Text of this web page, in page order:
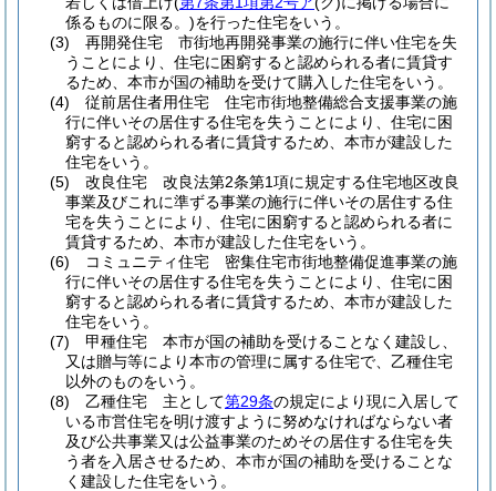
係るものに限る。)を行った住宅をいう。
(3)
再開発住宅 市街地再開発事業の施行に伴い住宅を失
うことにより、住宅に困窮すると認められる者に賃貸す
るため、本市が国の補助を受けて購入した住宅をいう。
(4)
従前居住者用住宅 住宅市街地整備総合支援事業の施
行に伴いその居住する住宅を失うことにより、住宅に困
窮すると認められる者に賃貸するため、本市が建設した
住宅をいう。
(5)
改良住宅 改良法第2条第1項に規定する住宅地区改良
事業及びこれに準ずる事業の施行に伴いその居住する住
宅を失うことにより、住宅に困窮すると認められる者に
賃貸するため、本市が建設した住宅をいう。
(6)
コミュニティ住宅 密集住宅市街地整備促進事業の施
行に伴いその居住する住宅を失うことにより、住宅に困
窮すると認められる者に賃貸するため、本市が建設した
住宅をいう。
(7)
甲種住宅 本市が国の補助を受けることなく建設し、
又は贈与等により本市の管理に属する住宅で、乙種住宅
以外のものをいう。
(8)
乙種住宅 主として第29条の規定により現に入居して
いる市営住宅を明け渡すように努めなければならない者
及び公共事業又は公益事業のためその居住する住宅を失
う者を入居させるため、本市が国の補助を受けることな
く建設した住宅をいう。